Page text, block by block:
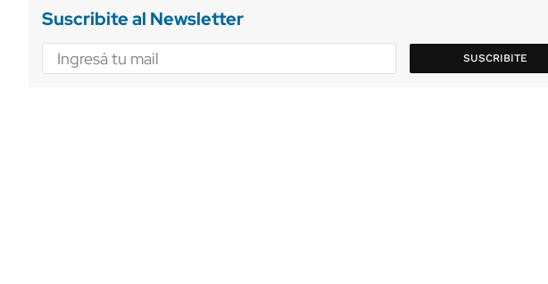
Suscribite al Newsletter
SUSCRIBITE